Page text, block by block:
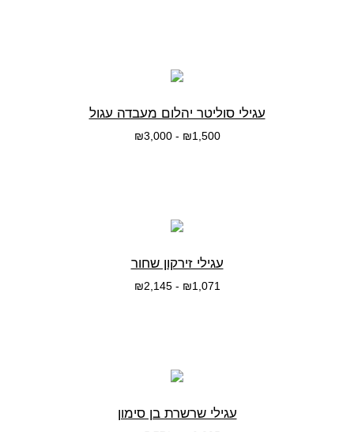
עגילי סוליטר יהלום מעבדה עגול
₪1,500
-
₪3,000
עגילי זירקון שחור
₪1,071
-
₪2,145
עגילי שרשרת בן סימון